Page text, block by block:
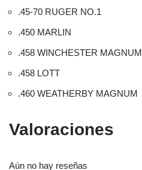
.45-70 RUGER NO.1
.450 MARLIN
.458 WINCHESTER MAGNUM
.458 LOTT
.460 WEATHERBY MAGNUM
Valoraciones
Aún no hay reseñas